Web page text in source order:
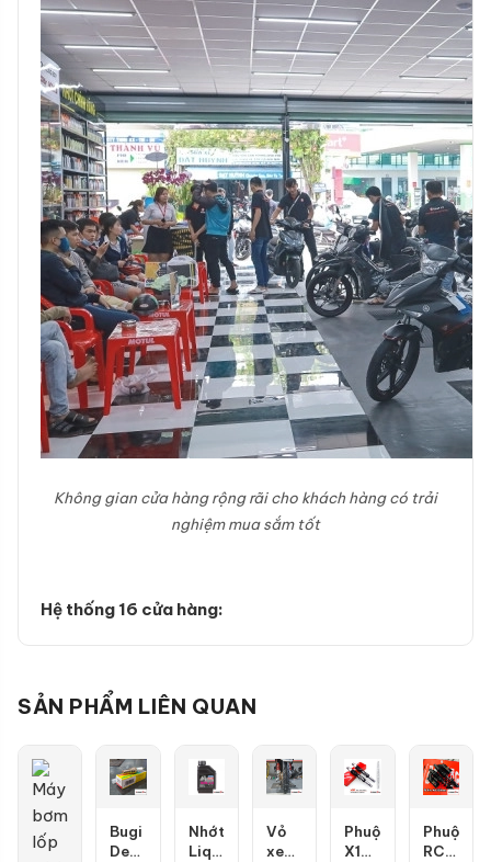
Không gian cửa hàng rộng rãi cho khách hàng có trải
nghiệm mua sắm tốt
Hệ thống 16 cửa hàng:
SẢN PHẨM LIÊN QUAN
Bugi
Denso
Nhớt
Liqui
Vỏ
xe
Phuộc
X1R
Phuộc
RCB